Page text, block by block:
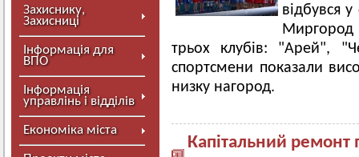
Захиснику,
Захисниці
Інформація для
ВПО
Інформація
управлінь і відділів
Економіка міста
відбувся
Миргород
трьох клубів: "Арей",
спортсмени показали
низку нагород.
Капітальний ремонт